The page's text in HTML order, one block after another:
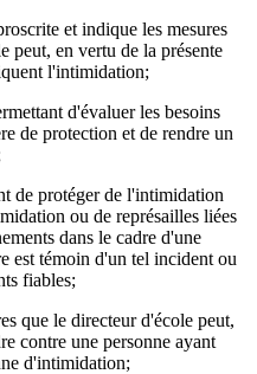
et indique les mesures
peut, en vertu de la présente
l'intimidation;
d'évaluer les besoins
de protection et de rendre un
de protéger de l'intimidation
ou de représailles liées
dans le cadre d'une
est témoin d'un tel incident ou
fiables;
que le directeur d'école peut,
contre une personne ayant
d'intimidation;